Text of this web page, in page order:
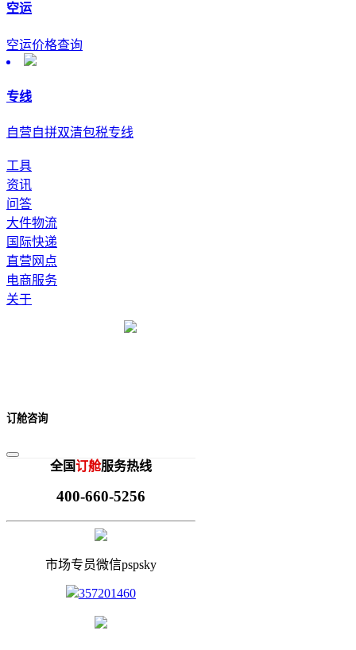
空运
空运价格查询
专线
自营自拼双清包税专线
工具
资讯
问答
大件物流
国际快递
直营网点
电商服务
关于
订舱咨询
全国订舱服务热线
400-660-5256
市场专员微信pspsky
357201460